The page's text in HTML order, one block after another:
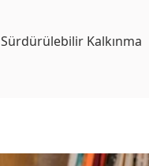
Sürdürülebilir Kalkınma